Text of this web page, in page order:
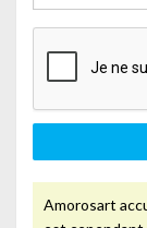
Amorosart